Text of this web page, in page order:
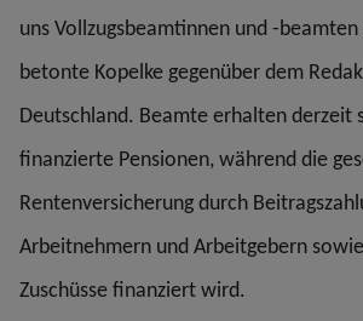
uns Vollzugsbeamtinnen und -beamten
betonte Kopelke gegenüber dem
Deutschland. Beamte erhalten derzeit
finanzierte Pensionen, während die
Rentenversicherung durch
Arbeitnehmern und Arbeitgebern
Zuschüsse finanziert wird.